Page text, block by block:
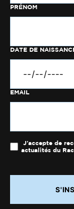
PRÉNOM
DATE DE
EMAIL
J'accepte de
actualités du